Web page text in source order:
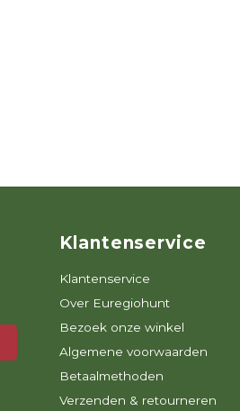
Klantenservice
Klantenservice
Over Euregiohunt
Bezoek onze winkel
Algemene voorwaarden
Betaalmethoden
Verzenden & retourneren